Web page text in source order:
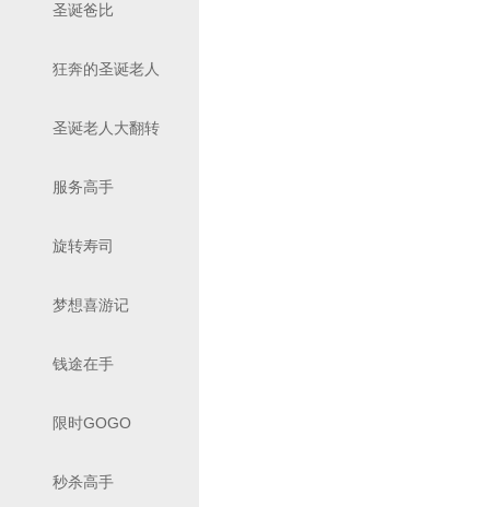
圣诞爸比
狂奔的圣诞老人
圣诞老人大翻转
服务高手
旋转寿司
梦想喜游记
钱途在手
限时GOGO
秒杀高手